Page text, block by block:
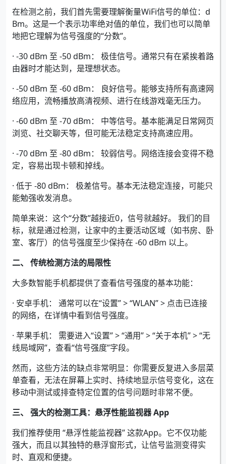
在检测之前，我们首先需要理解衡量WiFi信号的单位：d
Bm。这是一个表示功率绝对值的单位，我们也可以简单
地把它理解为信号强度的“分数”。
· -30 dBm 至 -50 dBm： 极佳信号。通常只有在紧挨着路
由器时才能达到，是理想状态。
· -50 dBm 至 -60 dBm： 良好信号。能够支持所有高速网
络应用，流畅播放高清视频、进行在线游戏毫无压力。
· -60 dBm 至 -70 dBm： 中等信号。基本能满足日常网页
浏览、社交聊天等，但可能无法稳定支持高速应用。
· -70 dBm 至 -80 dBm： 较弱信号。网络连接会变得不稳
定，容易出现卡顿和掉线。
· 低于 -80 dBm： 极差信号。基本无法稳定连接，可能只
能勉强收发消息。
简单来说：这个“分数”越接近0，信号就越好。 我们的目
标，就是通过检测，让家中的主要活动区域（如书房、卧
室、客厅）的信号强度至少保持在 -60 dBm 以上。
二、 传统检测方法的局限性
大多数智能手机都提供了查看信号强度的基本功能：
· 安卓手机： 通常可以在“设置” > “WLAN” > 点击已连接
的网络，在详情中看到信号强度。
· 苹果手机： 需要进入“设置” > “通用” > “关于本机” > “无
线局域网”，查看“信号强度”字段。
然而，这些方法的缺点非常明显：你需要反复进入多层菜
单查看，无法在屏幕上实时、持续地显示信号变化，这在
移动中测试或排查特定位置的信号问题时非常不便。
三、 强大的检测工具：悬浮性能监视器 App
我们推荐使用 “悬浮性能监视器” 这款App。它不仅功能
强大，而且以其独特的悬浮窗形式，让信号监测变得实
时、直观和便捷。